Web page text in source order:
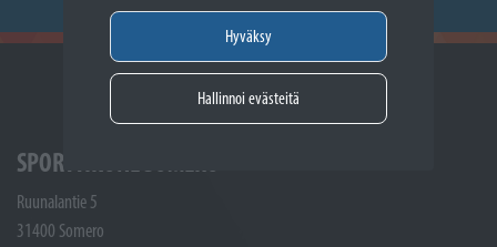
Hyväksy
Hallinnoi evästeitä
SPORTTIKONE SOMERO
Ruunalantie 5
31400 Somero